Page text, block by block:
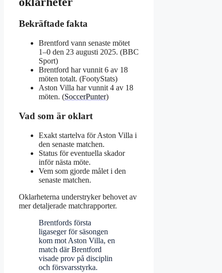
Bekräftade fakta
Brentford vann senaste mötet
1–0 den 23 augusti 2025. (BBC
Sport)
Brentford har vunnit 6 av 18
möten totalt. (FootyStats)
Aston Villa har vunnit 4 av 18
möten. (SoccerPunter)
Vad som är oklart
Exakt startelva för Aston Villa i
den senaste matchen.
Status för eventuella skador
inför nästa möte.
Vem som gjorde målet i den
senaste matchen.
Oklarheterna understryker behovet av
mer detaljerade matchrapporter.
Brentfords första
ligaseger för säsongen
kom mot Aston Villa, en
match där Brentford
visade prov på disciplin
och försvarsstyrka.